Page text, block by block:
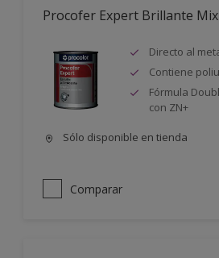
Procofer Expert Brillante Mix
Directo al
Contiene
Fórmula
con ZN+
Sólo disponible en tienda
Comparar